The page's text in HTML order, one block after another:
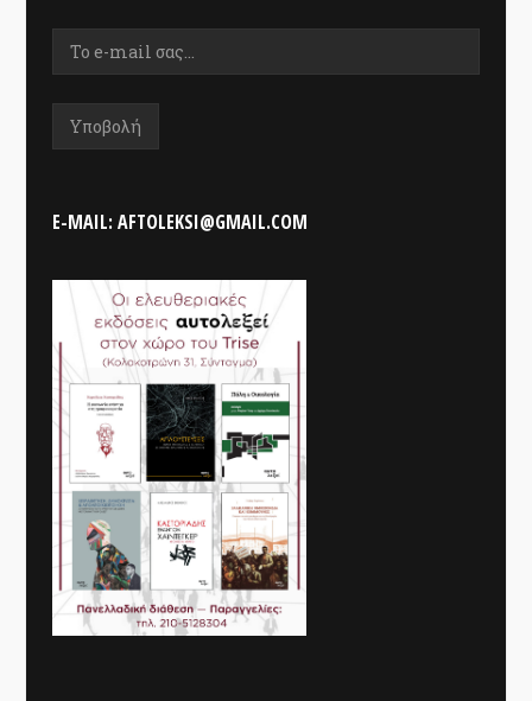
E-MAIL: AFTOLEKSI@GMAIL.COM